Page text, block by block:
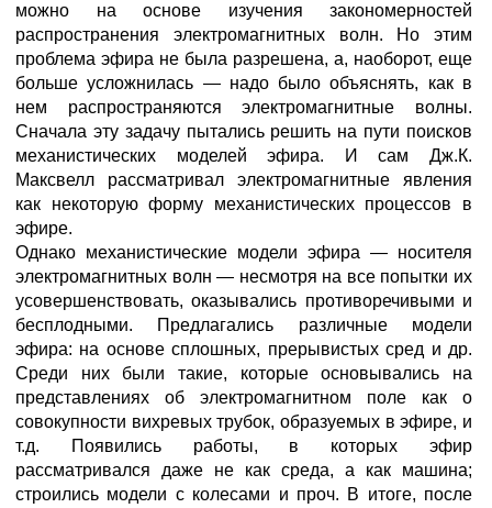
можно на основе изучения закономерностей
распространения электромагнитных волн. Но этим
проблема эфира не была разрешена, а, наоборот, еще
больше усложнилась — надо было объяснять, как в
нем распространяются электромагнитные волны.
Сначала эту задачу пытались решить на пути поисков
механистических моделей эфира. И сам Дж.К.
Максвелл рассматривал электромагнитные явления
как некоторую форму механистических процессов в
эфире.
Однако механистические модели эфира — носителя
электромагнитных волн — несмотря на все попытки их
усовершенствовать, оказывались противоречивыми и
бесплодными. Предлагались различные модели
эфира: на основе сплошных, прерывистых сред и др.
Среди них были такие, которые основывались на
представлениях об электромагнитном поле как о
совокупности вихревых трубок, образуемых в эфире, и
т.д. Появились работы, в которых эфир
рассматривался даже не как среда, а как машина;
строились модели с колесами и проч. В итоге, после